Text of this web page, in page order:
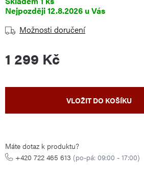
12.8.2026
Možnosti doručení
1 299 Kč
VLOŽIT DO KOŠÍKU
Máte dotaz k produktu?
+420 722 465 613 (po-pá: 09:00 - 17:00)